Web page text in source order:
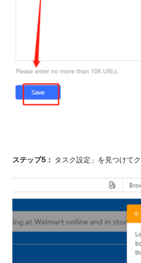
ステップ5： タスク設定」を見つけてク